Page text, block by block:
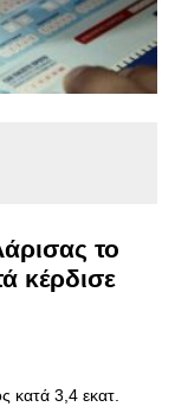
το
κέρδισε
κατά 3,4 εκατ.